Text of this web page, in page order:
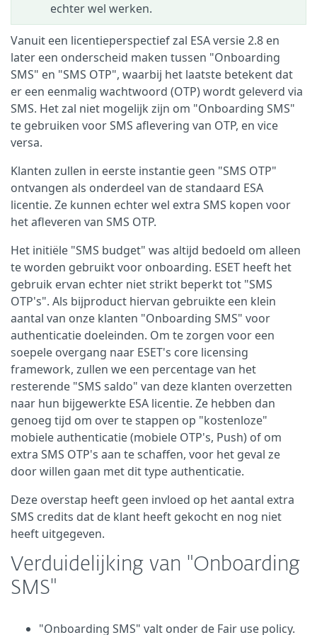
echter wel werken.
Vanuit een licentieperspectief zal ESA versie 2.8 en
later een onderscheid maken tussen "Onboarding
SMS" en "SMS OTP", waarbij het laatste betekent dat
er een eenmalig wachtwoord (OTP) wordt geleverd via
SMS. Het zal niet mogelijk zijn om "Onboarding SMS"
te gebruiken voor SMS aflevering van OTP, en vice
versa.
Klanten zullen in eerste instantie geen "SMS OTP"
ontvangen als onderdeel van de standaard ESA
licentie. Ze kunnen echter wel extra SMS kopen voor
het afleveren van SMS OTP.
Het initiële "SMS budget" was altijd bedoeld om alleen
te worden gebruikt voor onboarding. ESET heeft het
gebruik ervan echter niet strikt beperkt tot "SMS
OTP's". Als bijproduct hiervan gebruikte een klein
aantal van onze klanten "Onboarding SMS" voor
authenticatie doeleinden. Om te zorgen voor een
soepele overgang naar ESET's core licensing
framework, zullen we een percentage van het
resterende "SMS saldo" van deze klanten overzetten
naar hun bijgewerkte ESA licentie. Ze hebben dan
genoeg tijd om over te stappen op "kostenloze"
mobiele authenticatie (mobiele OTP's, Push) of om
extra SMS OTP's aan te schaffen, voor het geval ze
door willen gaan met dit type authenticatie.
Deze overstap heeft geen invloed op het aantal extra
SMS credits dat de klant heeft gekocht en nog niet
heeft uitgegeven.
Verduidelijking van "Onboarding
SMS"
"Onboarding SMS" valt onder de Fair use policy.